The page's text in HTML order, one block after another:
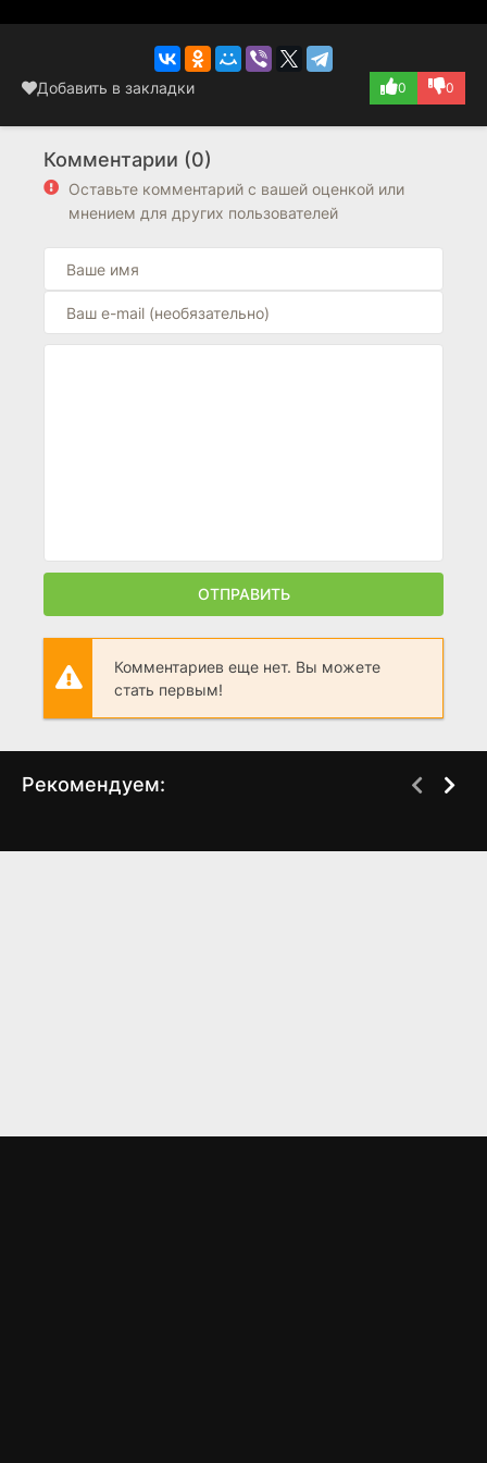
Добавить в закладки 0 0
Комментарии (0)
Оставьте комментарий с вашей оценкой или
мнением для других пользователей
ОТПРАВИТЬ
Комментариев еще нет. Вы можете
стать первым!
Рекомендуем: